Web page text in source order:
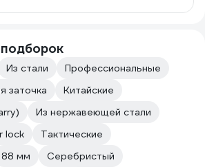
Из стали
Профессиональные
заточка
Китайские
Из нержавеющей стали
lock
Тактические
88 мм
Серебристый